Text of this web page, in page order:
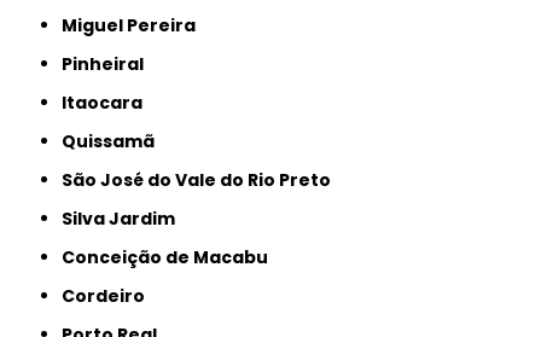
Miguel Pereira
Pinheiral
Itaocara
Quissamã
São José do Vale do Rio Preto
Silva Jardim
Conceição de Macabu
Cordeiro